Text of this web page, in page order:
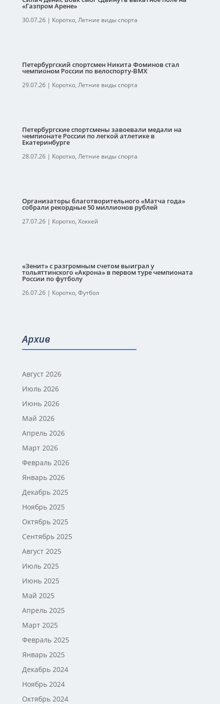
«Газпром Арене»
30.07.26| Коротко, Летние виды спорта
Петербургский спортсмен Никита Фоминов стал
чемпионом России по велоспорту-ВМХ
29.07.26| Коротко, Летние виды спорта
Петербургские спортсмены завоевали медали на
чемпионате России по легкой атлетике в
Екатеринбурге
28.07.26| Коротко, Летние виды спорта
Организаторы благотворительного «Матча года»
собрали рекордные 50 миллионов рублей
27.07.26| Коротко, Хоккей
«Зенит» с разгромным счетом выиграл у
тольяттинского «Акрона» в первом туре чемпионата
России по футболу
26.07.26| Коротко, Футбол
Архив
Август 2026
Июль 2026
Июнь 2026
Май 2026
Апрель 2026
Март 2026
Февраль 2026
Январь 2026
Декабрь 2025
Ноябрь 2025
Октябрь 2025
Сентябрь 2025
Август 2025
Июль 2025
Июнь 2025
Май 2025
Апрель 2025
Март 2025
Февраль 2025
Январь 2025
Декабрь 2024
Ноябрь 2024
Октябрь 2024